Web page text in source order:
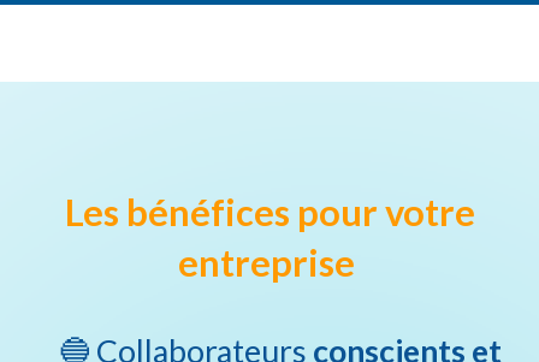
Les bénéfices pour votre
entreprise
🔵 Collaborateurs conscients et